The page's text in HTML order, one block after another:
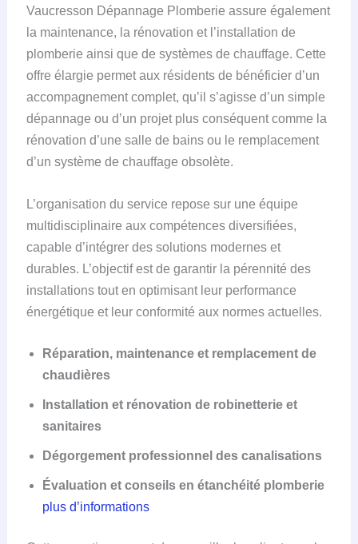
Vaucresson Dépannage Plomberie assure également
la maintenance, la rénovation et l’installation de
plomberie ainsi que de systèmes de chauffage. Cette
offre élargie permet aux résidents de bénéficier d’un
accompagnement complet, qu’il s’agisse d’un simple
dépannage ou d’un projet plus conséquent comme la
rénovation d’une salle de bains ou le remplacement
d’un système de chauffage obsolète.
L’organisation du service repose sur une équipe
multidisciplinaire aux compétences diversifiées,
capable d’intégrer des solutions modernes et
durables. L’objectif est de garantir la pérennité des
installations tout en optimisant leur performance
énergétique et leur conformité aux normes actuelles.
Réparation, maintenance et remplacement de
chaudières
Installation et rénovation de robinetterie et
sanitaires
Dégorgement professionnel des canalisations
Évaluation et conseils en étanchéité plomberie
plus d’informations